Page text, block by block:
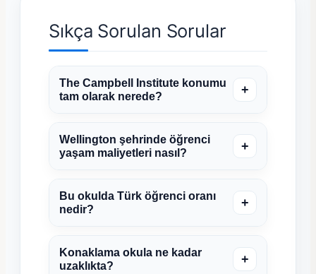
Sıkça Sorulan Sorular
The Campbell Institute konumu
tam olarak nerede?
+
Wellington şehrinde öğrenci
yaşam maliyetleri nasıl?
+
Bu okulda Türk öğrenci oranı
nedir?
+
Konaklama okula ne kadar
uzaklıkta?
+